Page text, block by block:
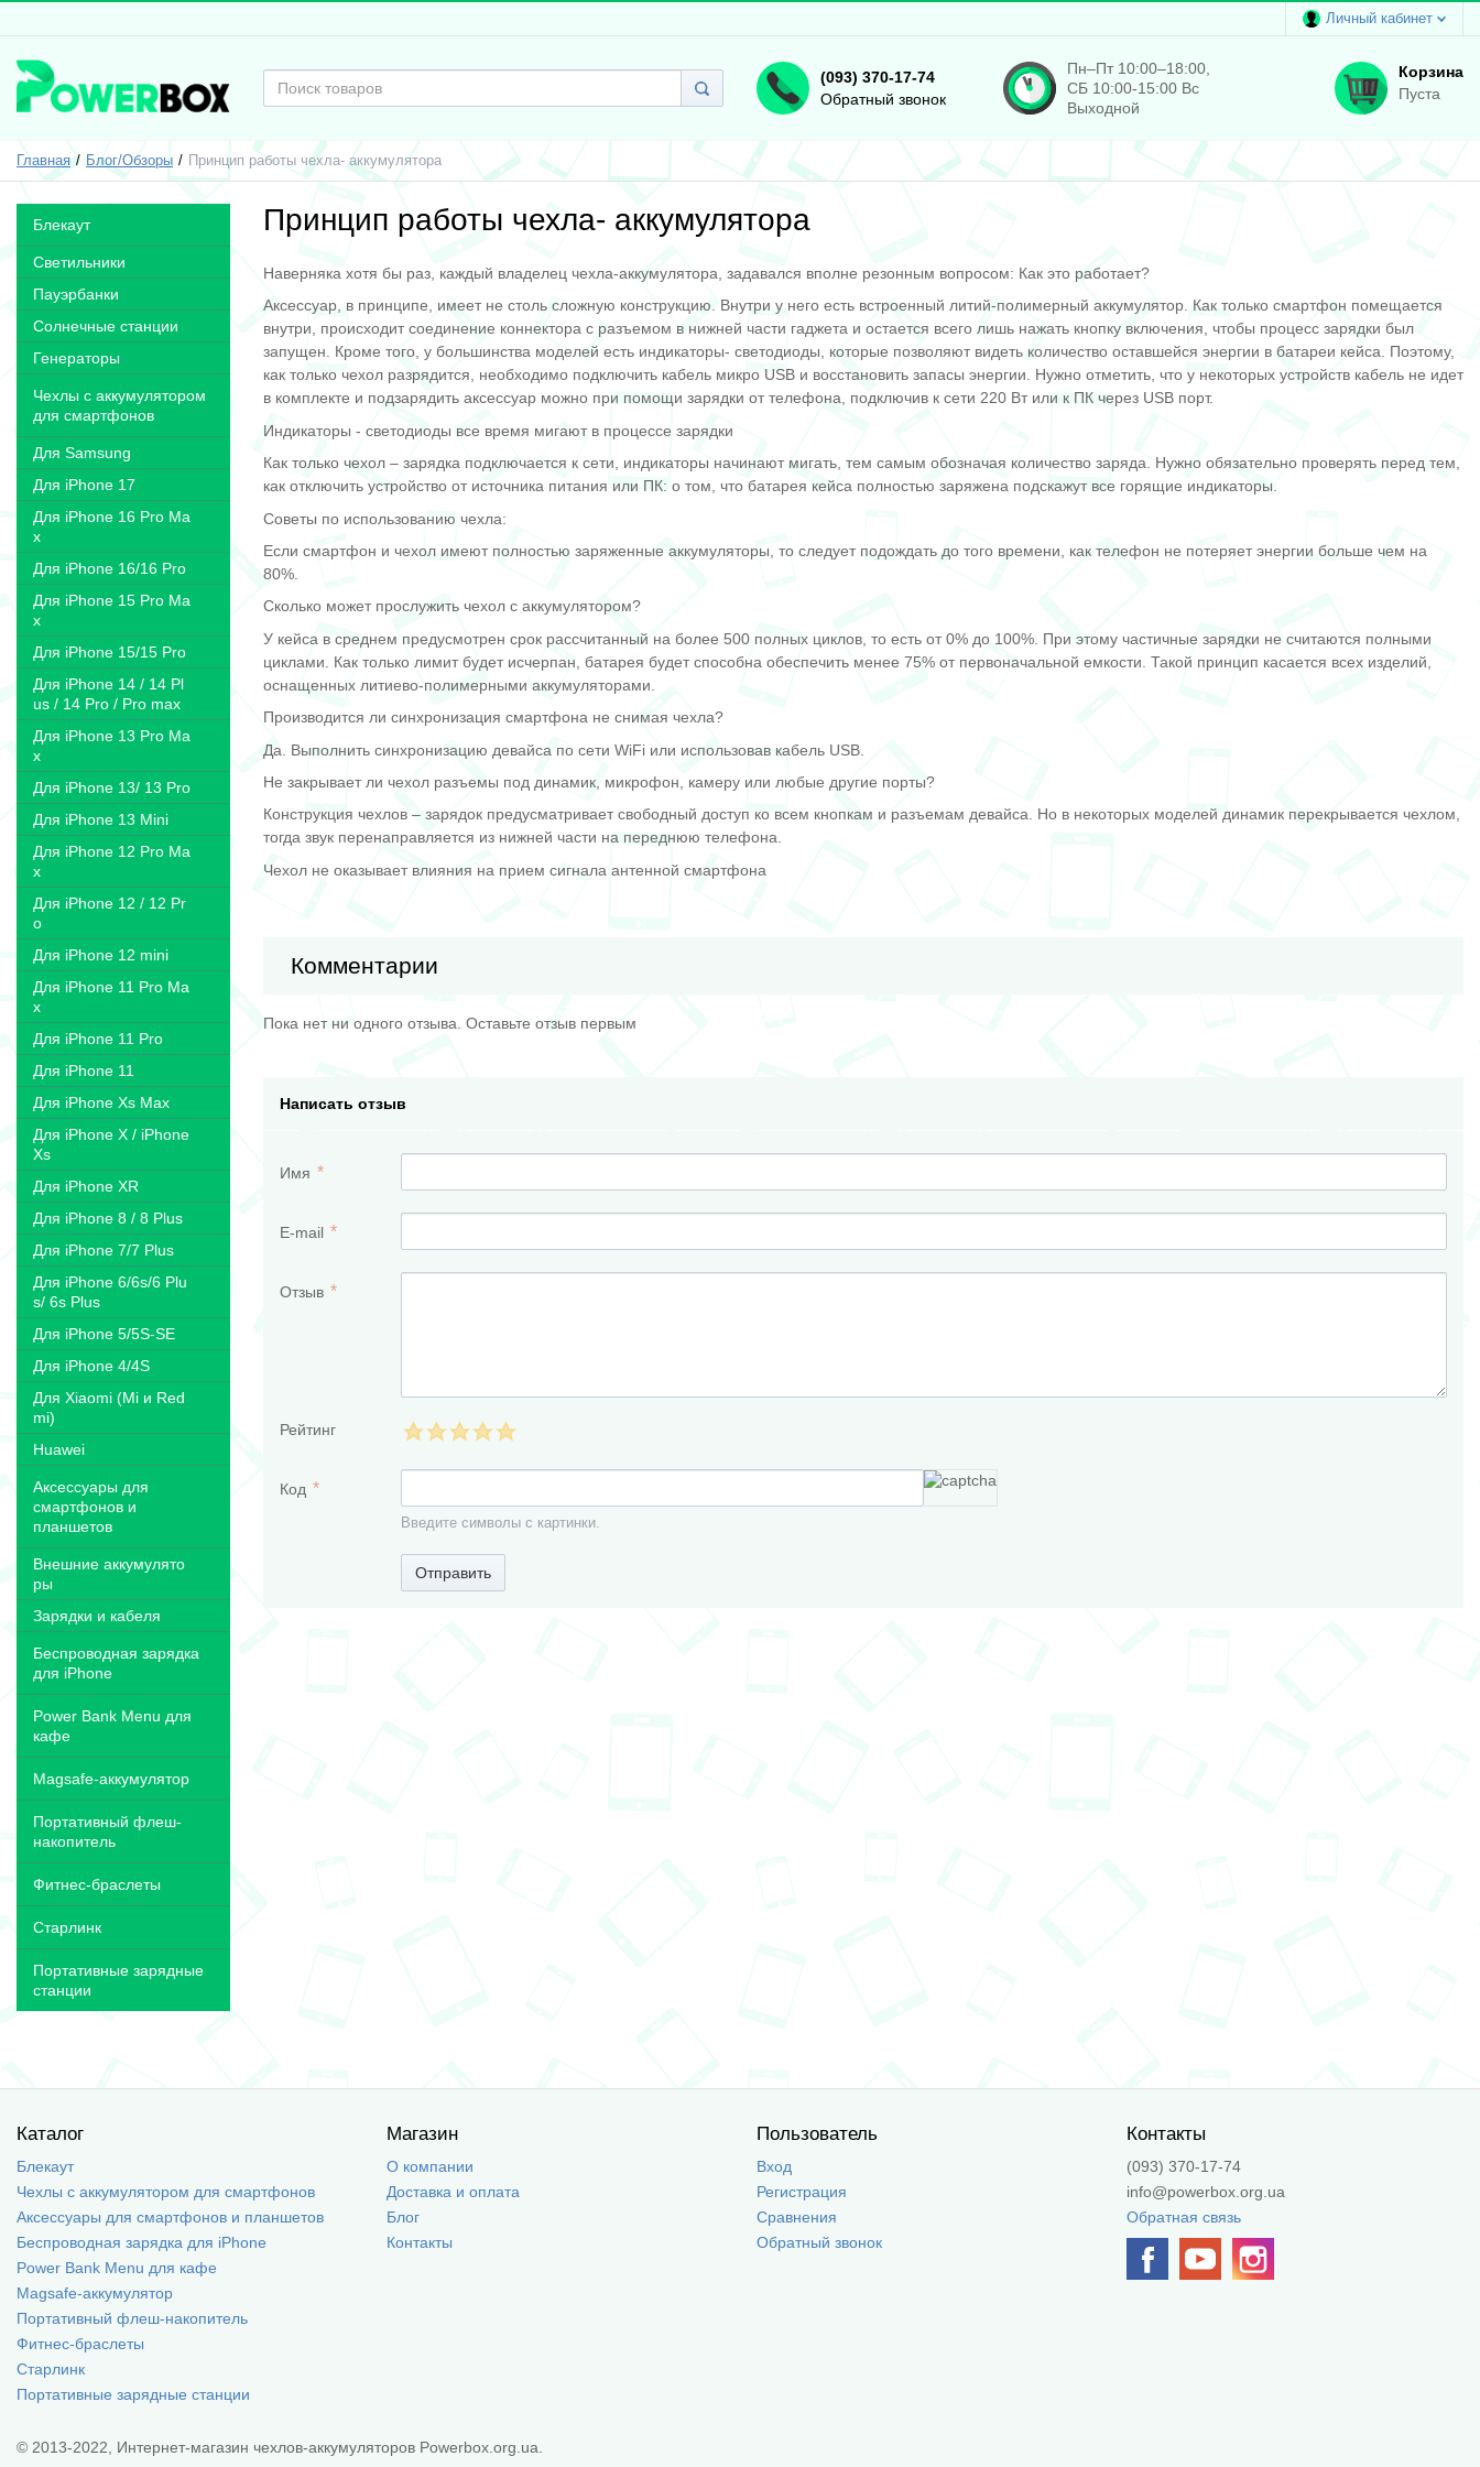
Личный кабинет
(093) 370-17-74
Обратный звонок
Пн–Пт 10:00–18:00,
СБ 10:00-15:00 Вс
Выходной
Корзина
Пуста
Главная Блог/Обзоры Принцип работы чехла- аккумулятора
Блекаут
Светильники
Пауэрбанки
Солнечные станции
Генераторы
Чехлы с аккумулятором
для смартфонов
Для Samsung
Для iPhone 17
Для iPhone 16 Pro Ma
x
Для iPhone 16/16 Pro
Для iPhone 15 Pro Ma
x
Для iPhone 15/15 Pro
Для iPhone 14 / 14 Pl
us / 14 Pro / Pro max
Для iPhone 13 Pro Ma
x
Для iPhone 13/ 13 Pro
Для iPhone 13 Mini
Для iPhone 12 Pro Ma
x
Для iPhone 12 / 12 Pr
o
Для iPhone 12 mini
Для iPhone 11 Pro Ma
x
Для iPhone 11 Pro
Для iPhone 11
Для iPhone Xs Max
Для iPhone X / iPhone
Xs
Для iPhone XR
Для iPhone 8 / 8 Plus
Для iPhone 7/7 Plus
Для iPhone 6/6s/6 Plu
s/ 6s Plus
Для iPhone 5/5S-SE
Для iPhone 4/4S
Для Xiaomi (Mi и Red
mi)
Huawei
Аксессуары для
смартфонов и
планшетов
Внешние аккумулято
ры
Зарядки и кабеля
Беспроводная зарядка
для iPhone
Power Bank Menu для
кафе
Magsafe-аккумулятор
Портативный флеш-
накопитель
Фитнес-браслеты
Старлинк
Портативные зарядные
станции
Принцип работы чехла- аккумулятора
Наверняка хотя бы раз, каждый владелец чехла-аккумулятора, задавался вполне резонным вопросом: Как это работает?
Аксессуар, в принципе, имеет не столь сложную конструкцию. Внутри у него есть встроенный литий-полимерный аккумулятор. Как только смартфон помещается
внутри, происходит соединение коннектора с разъемом в нижней части гаджета и остается всего лишь нажать кнопку включения, чтобы процесс зарядки был
запущен. Кроме того, у большинства моделей есть индикаторы- светодиоды, которые позволяют видеть количество оставшейся энергии в батареи кейса. Поэтому,
как только чехол разрядится, необходимо подключить кабель микро USB и восстановить запасы энергии. Нужно отметить, что у некоторых устройств кабель не идет
в комплекте и подзарядить аксессуар можно при помощи зарядки от телефона, подключив к сети 220 Вт или к ПК через USB порт.
Индикаторы - светодиоды все время мигают в процессе зарядки
Как только чехол – зарядка подключается к сети, индикаторы начинают мигать, тем самым обозначая количество заряда. Нужно обязательно проверять перед тем,
как отключить устройство от источника питания или ПК: о том, что батарея кейса полностью заряжена подскажут все горящие индикаторы.
Советы по использованию чехла:
Если смартфон и чехол имеют полностью заряженные аккумуляторы, то следует подождать до того времени, как телефон не потеряет энергии больше чем на
80%.
Сколько может прослужить чехол с аккумулятором?
У кейса в среднем предусмотрен срок рассчитанный на более 500 полных циклов, то есть от 0% до 100%. При этому частичные зарядки не считаются полными
циклами. Как только лимит будет исчерпан, батарея будет способна обеспечить менее 75% от первоначальной емкости. Такой принцип касается всех изделий,
оснащенных литиево-полимерными аккумуляторами.
Производится ли синхронизация смартфона не снимая чехла?
Да. Выполнить синхронизацию девайса по сети WiFi или использовав кабель USB.
Не закрывает ли чехол разъемы под динамик, микрофон, камеру или любые другие порты?
Конструкция чехлов – зарядок предусматривает свободный доступ ко всем кнопкам и разъемам девайса. Но в некоторых моделей динамик перекрывается чехлом,
тогда звук перенаправляется из нижней части на переднюю телефона.
Чехол не оказывает влияния на прием сигнала антенной смартфона
Комментарии
Пока нет ни одного отзыва. Оставьте отзыв первым
Написать отзыв
Имя
E-mail
Отзыв
Рейтинг
Код
Введите символы с картинки.
Отправить
Каталог
Блекаут
Чехлы с аккумулятором для смартфонов
Аксессуары для смартфонов и планшетов
Беспроводная зарядка для iPhone
Power Bank Menu для кафе
Magsafe-аккумулятор
Портативный флеш-накопитель
Фитнес-браслеты
Старлинк
Портативные зарядные станции
Магазин
О компании
Доставка и оплата
Блог
Контакты
Пользователь
Вход
Регистрация
Сравнения
Обратный звонок
Контакты
(093) 370-17-74
info@powerbox.org.ua
Обратная связь
© 2013-2022, Интернет-магазин чехлов-аккумуляторов Powerbox.org.ua.